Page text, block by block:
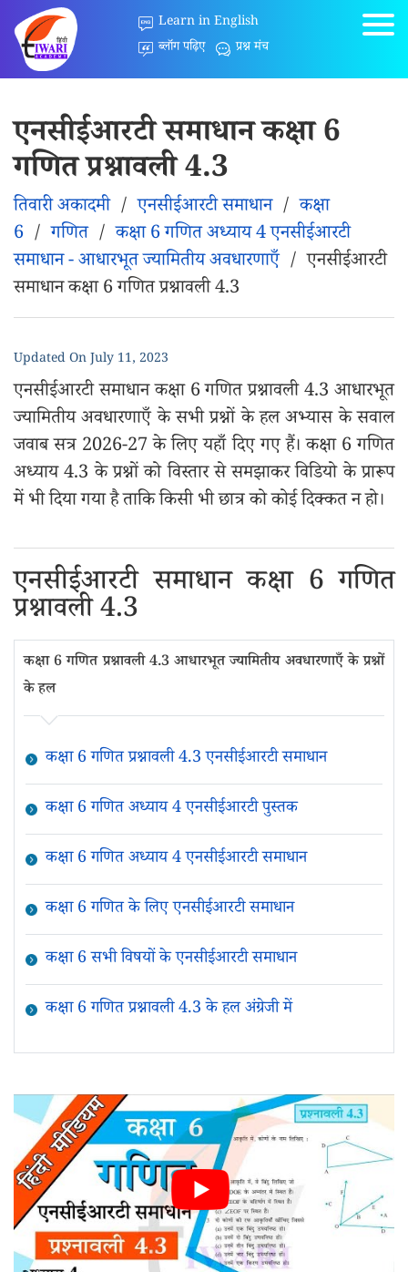
Learn in English
ब्लॉग पढ़िए
प्रश्न मंच
एनसीईआरटी समाधान कक्षा 6
गणित प्रश्नावली 4.3
तिवारी अकादमी/एनसीईआरटी समाधान/कक्षा
6 /गणित/कक्षा 6 गणित अध्याय 4 एनसीईआरटी
समाधान - आधारभूत ज्यामितीय अवधारणाएँ/एनसीईआरटी
समाधान कक्षा 6 गणित प्रश्नावली 4.3
Updated OnJuly 11, 2023
एनसीईआरटी समाधान कक्षा 6 गणित प्रश्नावली 4.3 आधारभूत
ज्यामितीय अवधारणाएँ के सभी प्रश्नों के हल अभ्यास के सवाल
जवाब सत्र 2026-27 के लिए यहाँ दिए गए हैं। कक्षा 6 गणित
अध्याय 4.3 के प्रश्नों को विस्तार से समझाकर विडियो के प्रारूप
में भी दिया गया है ताकि किसी भी छात्र को कोई दिक्कत न हो।
एनसीईआरटी समाधान कक्षा 6 गणित
प्रश्नावली 4.3
कक्षा 6 गणित प्रश्नावली 4.3 आधारभूत ज्यामितीय अवधारणाएँ के प्रश्नों
के हल
कक्षा 6 गणित प्रश्नावली 4.3 एनसीईआरटी समाधान
कक्षा 6 गणित अध्याय 4 एनसीईआरटी पुस्तक
कक्षा 6 गणित अध्याय 4 एनसीईआरटी समाधान
कक्षा 6 गणित के लिए एनसीईआरटी समाधान
कक्षा 6 सभी विषयों के एनसीईआरटी समाधान
कक्षा 6 गणित प्रश्नावली 4.3 के हल अंग्रेजी में